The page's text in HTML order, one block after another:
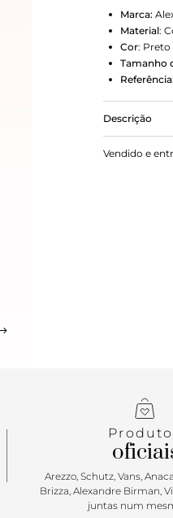
Marca:
Material:
Cor: Preto
Tamanho
Referência:
Descrição
A icônica
leveza,
Vendido e
Arezzo, Schutz, Vans,
Brizza, Alexandre Birman,
juntas num